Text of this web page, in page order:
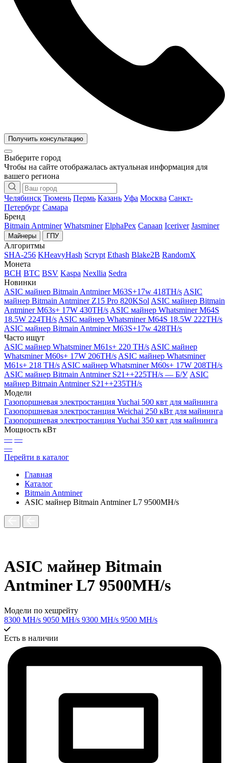
Получить консультацию
Выберите город
Чтобы на сайте отображалась актуальная информация для
вашего региона
Челябинск Тюмень Пермь Казань Уфа Москва Санкт-
Петербург Самара
Бренд
Bitmain Antminer Whatsminer ElphaPex Canaan Iceriver Jasminer
Майнеры ГПУ
Алгоритмы
SHA-256 KHeavyHash Scrypt Ethash Blake2B RandomX
Монета
BCH BTC BSV Kaspa Nexllia Sedra
Новинки
ASIC майнер Bitmain Antminer M63S+17w 418TH/s ASIC
майнер Bitmain Antminer Z15 Pro 820KSol ASIC майнер Bitmain
Antminer M63s+ 17W 430TH/s ASIC майнер Whatsminer M64S
18.5W 224TH/s ASIC майнер Whatsminer M64S 18.5W 222TH/s
ASIC майнер Bitmain Antminer M63S+17w 428TH/s
Часто ищут
ASIC майнер Whatsminer M61s+ 220 TH/s ASIC майнер
Whatsminer M60s+ 17W 206TH/s ASIC майнер Whatsminer
M61s+ 218 TH/s ASIC майнер Whatsminer M60s+ 17W 208TH/s
ASIC майнер Bitmain Antminer S21++225TH/s — Б/У ASIC
майнер Bitmain Antminer S21++235TH/s
Модели
Газопоршневая электростанция Yuchai 500 квт для майнинга
Газопоршневая электростанция Weichai 250 кВт для майнинга
Газопоршневая электростанция Yuchai 350 квт для майнинга
Мощность кВт
— —
—
Перейти в каталог
Главная
Каталог
Bitmain Antminer
ASIC майнер Bitmain Antminer L7 9500MH/s
ASIC майнер Bitmain
Antminer L7 9500MH/s
Модели по хешрейту
8300 MH/s 9050 MH/s 9300 MH/s 9500 MH/s
Есть в наличии